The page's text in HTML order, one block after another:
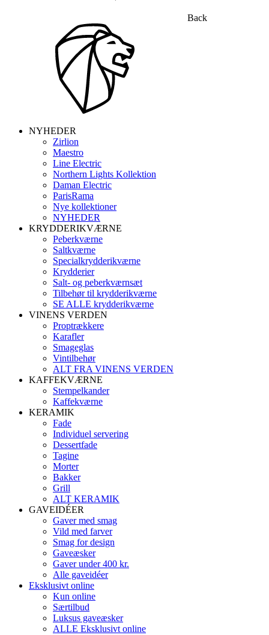
Back
NYHEDER
Zirlion
Maestro
Line Electric
Northern Lights Kollektion
Daman Electric
ParisRama
Nye kollektioner
NYHEDER
KRYDDERIKVÆRNE
Peberkværne
Saltkværne
Specialkrydderikværne
Krydderier
Salt- og peberkværnsæt
Tilbehør til krydderikværne
SE ALLE krydderikværne
VINENS VERDEN
Proptrækkere
Karafler
Smageglas
Vintilbehør
ALT FRA VINENS VERDEN
KAFFEKVÆRNE
Stempelkander
Kaffekværne
KERAMIK
Fade
Individuel servering
Dessertfade
Tagine
Morter
Bakker
Grill
ALT KERAMIK
GAVEIDÉER
Gaver med smag
Vild med farver
Smag for design
Gaveæsker
Gaver under 400 kr.
Alle gaveidéer
Eksklusivt online
Kun online
Særtilbud
Luksus gaveæsker
ALLE Eksklusivt online